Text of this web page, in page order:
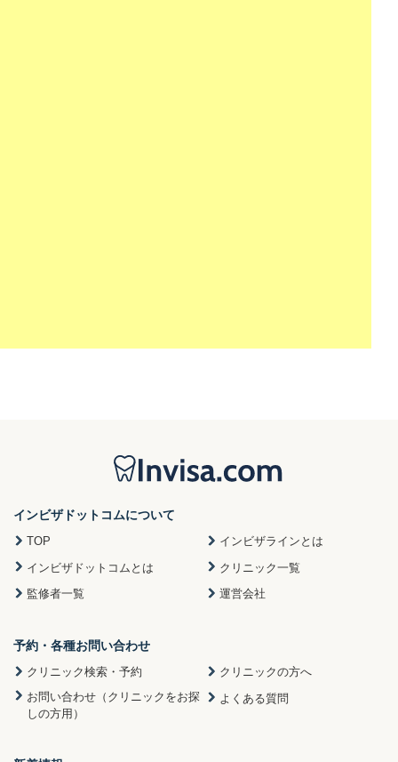
インビザドットコムについて
TOP
インビザラインとは
インビザドットコムとは
クリニック一覧
監修者一覧
運営会社
予約・各種お問い合わせ
クリニック検索・予約
クリニックの方へ
お問い合わせ（クリニックをお探
しの方用）
よくある質問